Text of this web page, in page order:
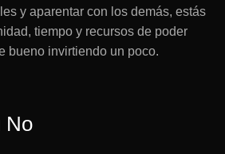
y aparentar con los demás, estás
tiempo y recursos de poder
bueno invirtiendo un poco.
No